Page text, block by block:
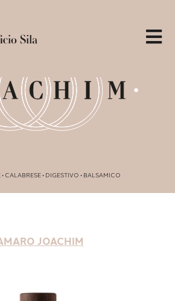
CALABRESE • DIGESTIVO • BALSAMICO
JOACHIM